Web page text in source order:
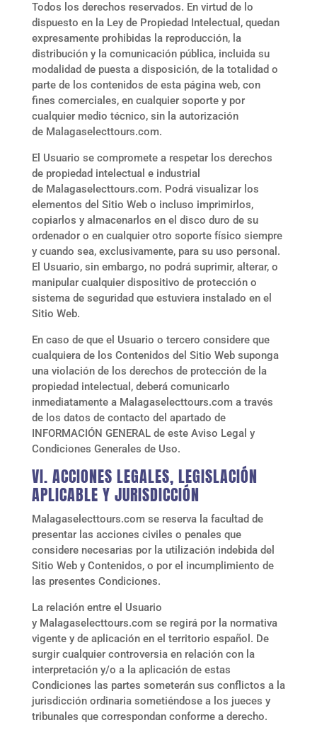
Todos los derechos reservados. En virtud de lo
dispuesto en la Ley de Propiedad Intelectual, quedan
expresamente prohibidas la reproducción, la
distribución y la comunicación pública, incluida su
modalidad de puesta a disposición, de la totalidad o
parte de los contenidos de esta página web, con
fines comerciales, en cualquier soporte y por
cualquier medio técnico, sin la autorización
de Malagaselecttours.com.
El Usuario se compromete a respetar los derechos
de propiedad intelectual e industrial
de Malagaselecttours.com. Podrá visualizar los
elementos del Sitio Web o incluso imprimirlos,
copiarlos y almacenarlos en el disco duro de su
ordenador o en cualquier otro soporte físico siempre
y cuando sea, exclusivamente, para su uso personal.
El Usuario, sin embargo, no podrá suprimir, alterar, o
manipular cualquier dispositivo de protección o
sistema de seguridad que estuviera instalado en el
Sitio Web.
En caso de que el Usuario o tercero considere que
cualquiera de los Contenidos del Sitio Web suponga
una violación de los derechos de protección de la
propiedad intelectual, deberá comunicarlo
inmediatamente a Malagaselecttours.com a través
de los datos de contacto del apartado de
INFORMACIÓN GENERAL de este Aviso Legal y
Condiciones Generales de Uso.
VI. ACCIONES LEGALES, LEGISLACIÓN
APLICABLE Y JURISDICCIÓN
Malagaselecttours.com se reserva la facultad de
presentar las acciones civiles o penales que
considere necesarias por la utilización indebida del
Sitio Web y Contenidos, o por el incumplimiento de
las presentes Condiciones.
La relación entre el Usuario
y Malagaselecttours.com se regirá por la normativa
vigente y de aplicación en el territorio español. De
surgir cualquier controversia en relación con la
interpretación y/o a la aplicación de estas
Condiciones las partes someterán sus conflictos a la
jurisdicción ordinaria sometiéndose a los jueces y
tribunales que correspondan conforme a derecho.